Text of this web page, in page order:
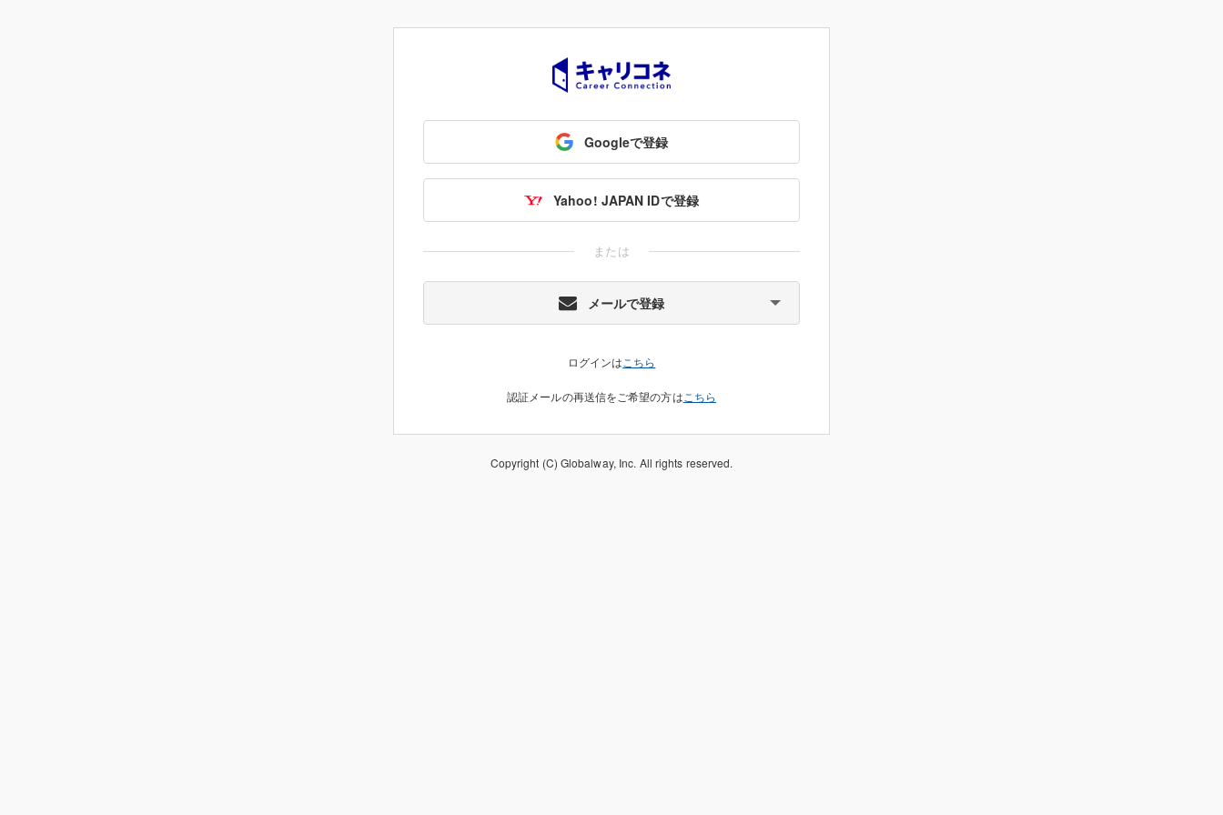
Googleで登録
Yahoo! JAPAN IDで登録
または
メールで登録
ログインは こちら
認証メールの再送信をご希望の方は こちら
Copyright (C) Globalway, Inc. All rights reserved.